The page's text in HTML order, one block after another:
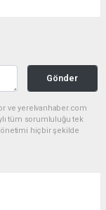
Gönder
ve yerelvanhaber.com
tüm sorumluluğu tek
hiçbir şekilde